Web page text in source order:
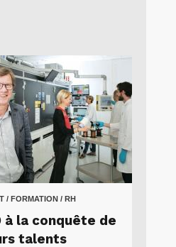
/ FORMATION / RH
à la conquête de
talents